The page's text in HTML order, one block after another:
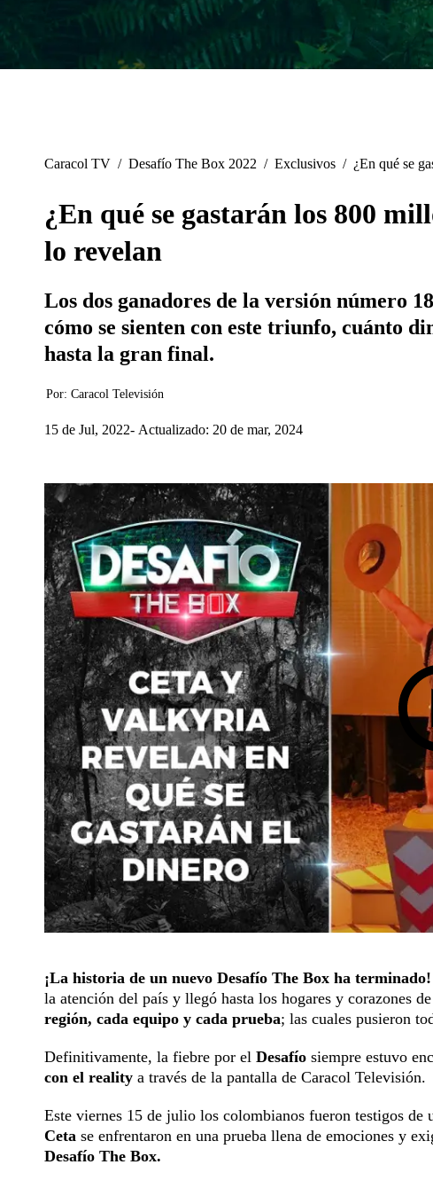
Caracol TV / Desafío The Box 2022 / Exclusivos / ¿En qué se
¿En qué se gastarán los 800
lo revelan
Los dos ganadores de la versión número
cómo se sienten con este triunfo, cuánto
hasta la gran final.
Por: Caracol Televisión
15 de Jul, 2022 Actualizado: 20 de mar, 2024
¡La historia de un nuevo Desafío The Box ha terminado!
la atención del país y llegó hasta los hogares y corazones
región, cada equipo y cada prueba; las cuales pusieron
Definitivamente, la fiebre por el Desafío siempre estuvo
con el reality a través de la pantalla de Caracol Televisión.
Este viernes 15 de julio los colombianos fueron testigos de
Ceta se enfrentaron en una prueba llena de emociones y
Desafío The Box.